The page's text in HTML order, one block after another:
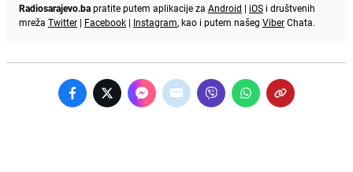
Radiosarajevo.bapratite putem aplikacije za Android | iOS i društvenih
mreža Twitter | Facebook | Instagram, kao i putem našeg ViberChata.